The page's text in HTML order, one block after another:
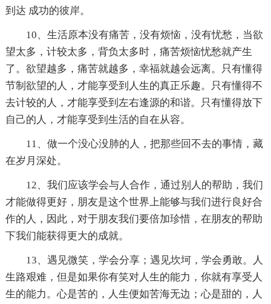
到达 成功的彼岸。
10、生活原本没有痛苦，没有烦恼，没有忧愁，当欲
望太多，计较太多，背负太多时，痛苦烦恼忧愁就产生
了。欲望越多，痛苦就越多，幸福就越会远离。只有懂得
节制欲望的人，才能享受到人生的真正乐趣。只有懂得不
去计较的人，才能享受到左右逢源的和谐。只有懂得放下
自己的人，才能享受到生活的自在从容。
11、做一个没心没肺的人，把那些回不去的事情，藏
在岁月深处。
12、我们应该学会与人合作，通过别人的帮助，我们
才能做得更好，朋友是这个世界上能够与我们进行良好合
作的人，因此，对于朋友我们要倍加珍惜，在朋友的帮助
下我们能获得更大的成就。
13、遇见微笑，学会分享；遇见坎坷，学会勇敢。人
生路艰难，但是如果你有笑对人生的能力，你就有享受人
生的能力。心是苦的，人生便如苦海无边；心是甜的，人